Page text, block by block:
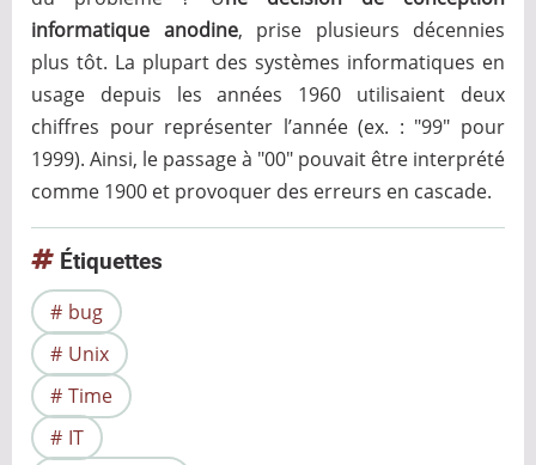
informatique anodine, prise plusieurs décennies
plus tôt. La plupart des systèmes informatiques en
usage depuis les années 1960 utilisaient deux
chiffres pour représenter l’année (ex. : "99" pour
1999). Ainsi, le passage à "00" pouvait être interprété
comme 1900 et provoquer des erreurs en cascade.
Étiquettes
bug
Unix
Time
IT